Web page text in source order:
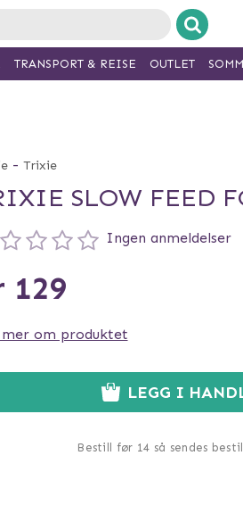
- Trixie
SLOW FEED
Ingen anmeldelser
129
mer om produktet
LEGG I
Bestill før 14 så sendes
TRANSPORT & REISE OUTLET